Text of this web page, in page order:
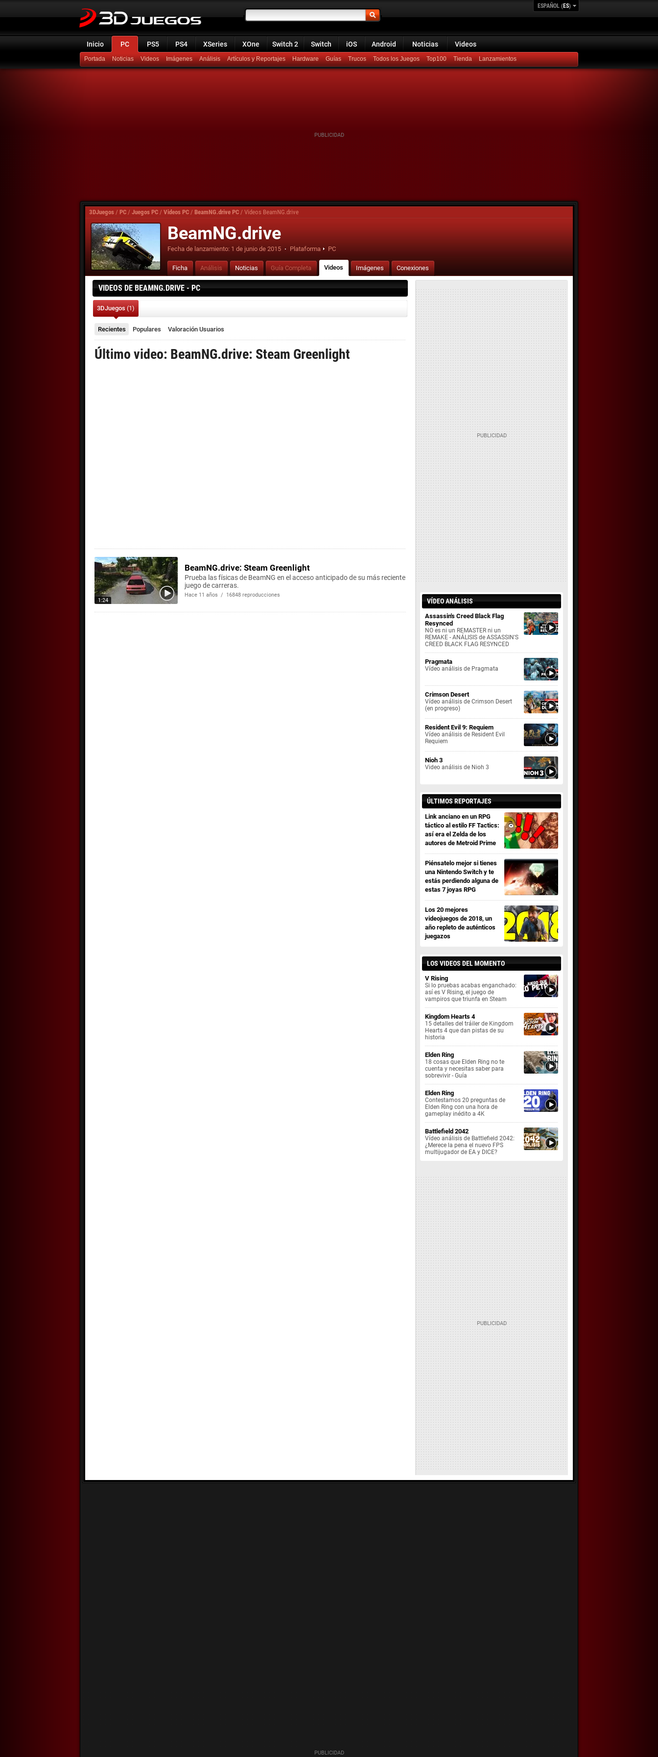
ESPAÑOL (ES)
Inicio PC PS5 PS4 XSeries XOne Switch 2 Switch iOS Android Noticias Videos
Portada Noticias Videos Imágenes Análisis Artículos y Reportajes Hardware Guías Trucos Todos los Juegos Top100 Lanzamientos
3DJuegos / PC / Juegos PC / Videos PC / BeamNG.drive PC / Videos BeamNG.drive
BeamNG.drive
Fecha de lanzamiento: 1 de junio de 2015 · Plataforma PC
Ficha Análisis Noticias Guía Completa Videos Imágenes Conexiones
VIDEOS DE BEAMNG.DRIVE - PC
3DJuegos (1)
Recientes Populares Valoración Usuarios
Último video: BeamNG.drive: Steam Greenlight
1:24
BeamNG.drive: Steam Greenlight
Prueba las físicas de BeamNG en el acceso anticipado de su más reciente
juego de carreras.
Hace 11 años / 16848 reproducciones
VÍDEO ANÁLISIS
Assassin's Creed Black Flag
Resynced
NO es ni un REMASTER ni un
REMAKE - ANÁLISIS de ASSASSIN'S
CREED BLACK FLAG RESYNCED
Pragmata
Vídeo análisis de Pragmata
Crimson Desert
Vídeo análisis de Crimson Desert
(en progreso)
Resident Evil 9: Requiem
Vídeo análisis de Resident Evil
Requiem
Nioh 3
Video análisis de Nioh 3
ÚLTIMOS REPORTAJES
Link anciano en un RPG
táctico al estilo FF Tactics:
así era el Zelda de los
autores de Metroid Prime
Piénsatelo mejor si tienes
una Nintendo Switch y te
estás perdiendo alguna de
estas 7 joyas RPG
Los 20 mejores
videojuegos de 2018, un
año repleto de auténticos
juegazos
LOS VIDEOS DEL MOMENTO
V Rising
Si lo pruebas acabas enganchado:
así es V Rising, el juego de
vampiros que triunfa en Steam
Kingdom Hearts 4
15 detalles del tráiler de Kingdom
Hearts 4 que dan pistas de su
historia
Elden Ring
18 cosas que Elden Ring no te
cuenta y necesitas saber para
sobrevivir - Guía
Elden Ring
Contestamos 20 preguntas de
Elden Ring con una hora de
gameplay inédito a 4K
Battlefield 2042
Vídeo análisis de Battlefield 2042:
¿Merece la pena el nuevo FPS
multijugador de EA y DICE?